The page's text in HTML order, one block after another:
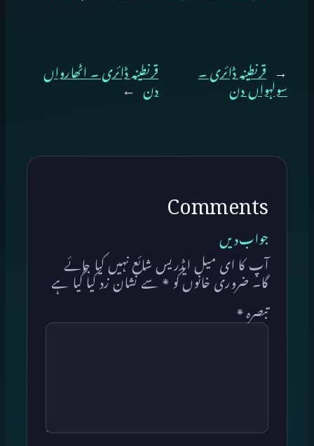
←
قرنطینہ ڈائری ۔
سولہواں دن
قرنطینہ ڈائری ۔ اٹھارواں
دن
→
Comments
جواب دیں
آپ کا ای میل ایڈریس شائع نہیں کیا جائے
گا۔ ضروری خانوں کو* سے نشان زد کیا گیا ہے
تبصرہ*